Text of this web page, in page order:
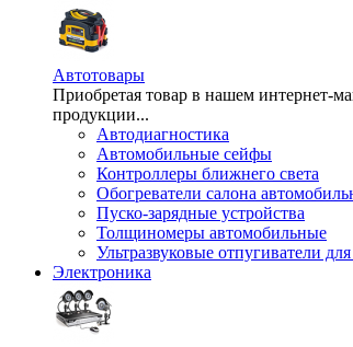
Автотовары
Приобретая товар в нашем интернет-
продукции...
Автодиагностика
Автомобильные сейфы
Контроллеры ближнего света
Обогреватели салона
Пуско-зарядные устройства
Толщиномеры автомобильные
Ультразвуковые отпугиватели
Электроника